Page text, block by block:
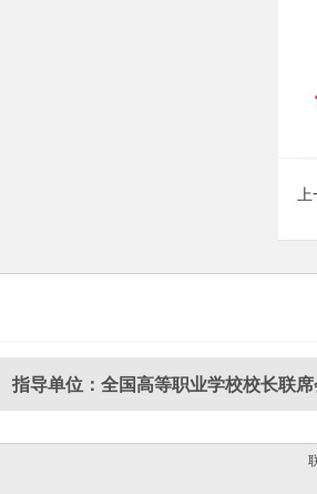
上
指导单位：全国高等职业学校校长联